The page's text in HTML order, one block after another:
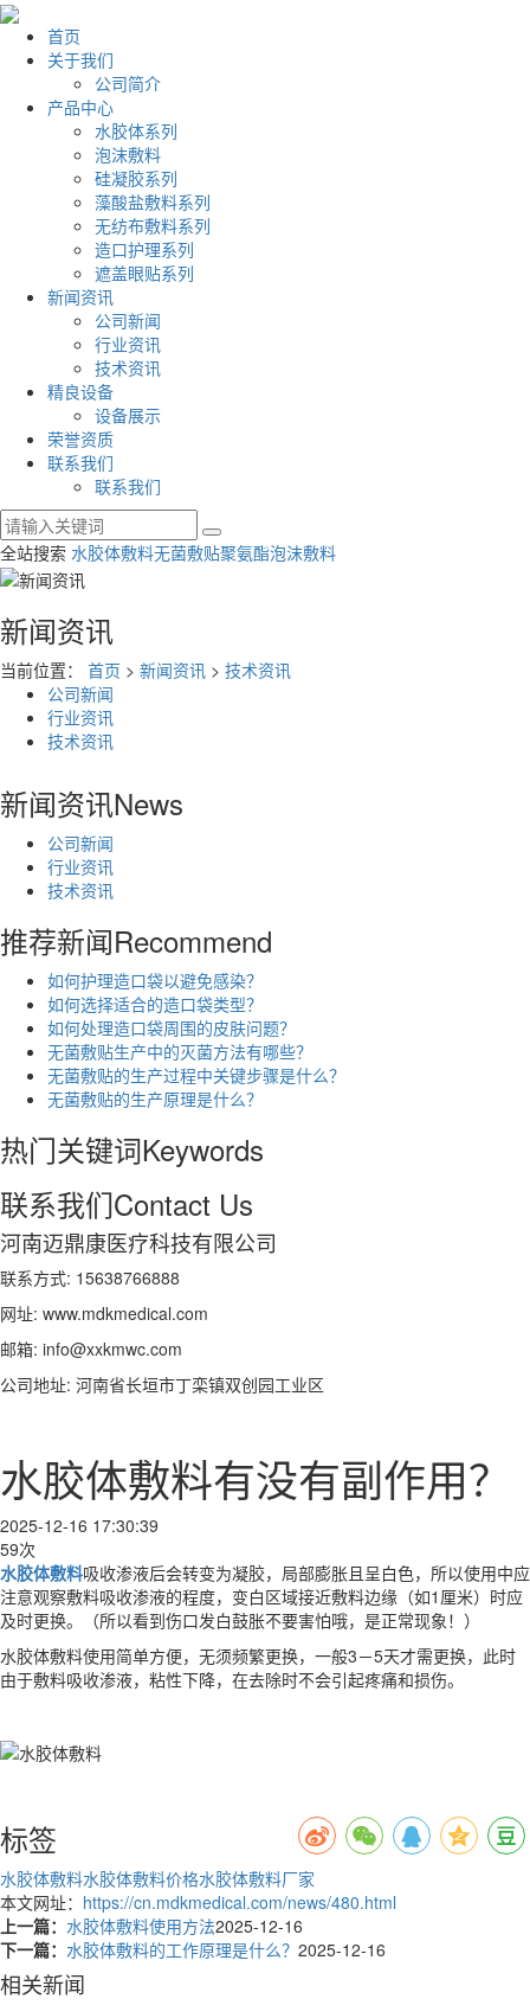
首页
关于我们
公司简介
产品中心
水胶体系列
泡沫敷料
硅凝胶系列
藻酸盐敷料系列
无纺布敷料系列
造口护理系列
遮盖眼贴系列
新闻资讯
公司新闻
行业资讯
技术资讯
精良设备
设备展示
荣誉资质
联系我们
联系我们
全站搜索 水胶体敷料无菌敷贴聚氨酯泡沫敷料
新闻资讯
当前位置： 首页 > 新闻资讯 > 技术资讯
公司新闻
行业资讯
技术资讯
新闻资讯News
公司新闻
行业资讯
技术资讯
推荐新闻Recommend
如何护理造口袋以避免感染？
如何选择适合的造口袋类型？
如何处理造口袋周围的皮肤问题？
无菌敷贴生产中的灭菌方法有哪些？
无菌敷贴的生产过程中关键步骤是什么？
无菌敷贴的生产原理是什么？
热门关键词Keywords
联系我们Contact Us
河南迈鼎康医疗科技有限公司
联系方式: 15638766888
网址: www.mdkmedical.com
邮箱: info@xxkmwc.com
公司地址: 河南省长垣市丁栾镇双创园工业区
水胶体敷料有没有副作用？
2025-12-16 17:30:39
59次
水胶体敷料吸收渗液后会转变为凝胶，局部膨胀且呈白色，所以使用中应
注意观察敷料吸收渗液的程度，变白区域接近敷料边缘（如1厘米）时应
及时更换。（所以看到伤口发白鼓胀不要害怕哦，是正常现象！）
水胶体敷料使用简单方便，无须频繁更换，一般3－5天才需更换，此时
由于敷料吸收渗液，粘性下降，在去除时不会引起疼痛和损伤。
标签
水胶体敷料水胶体敷料价格水胶体敷料厂家
本文网址： https://cn.mdkmedical.com/news/480.html
上一篇： 水胶体敷料使用方法2025-12-16
下一篇： 水胶体敷料的工作原理是什么？ 2025-12-16
相关新闻